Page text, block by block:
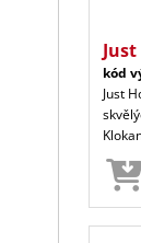
kód
Just